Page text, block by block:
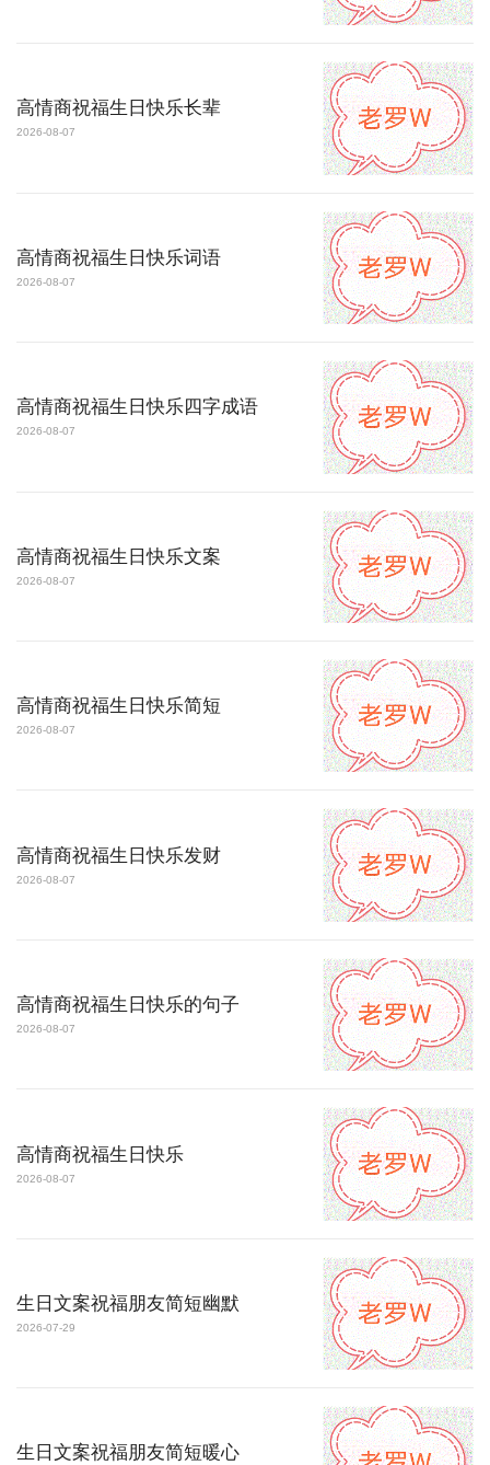
高情商祝福生日快乐长辈
2026-08-07
高情商祝福生日快乐词语
2026-08-07
高情商祝福生日快乐四字成语
2026-08-07
高情商祝福生日快乐文案
2026-08-07
高情商祝福生日快乐简短
2026-08-07
高情商祝福生日快乐发财
2026-08-07
高情商祝福生日快乐的句子
2026-08-07
高情商祝福生日快乐
2026-08-07
生日文案祝福朋友简短幽默
2026-07-29
生日文案祝福朋友简短暖心